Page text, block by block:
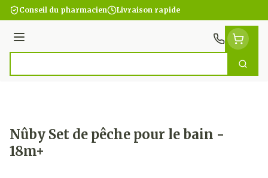
Aller au contenu
Conseil du pharmacien Livraison rapide
Menu
Nûby Set de pêche pour le bain -
18m+